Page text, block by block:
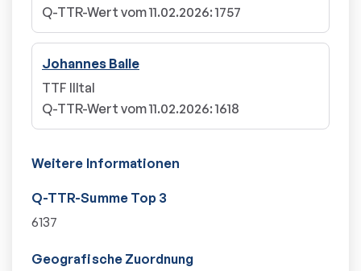
Q-TTR-Wert vom 11.02.2026: 1757
Johannes Balle
TTF Illtal
Q-TTR-Wert vom 11.02.2026: 1618
Weitere Informationen
Q-TTR-Summe Top 3
6137
Geografische Zuordnung